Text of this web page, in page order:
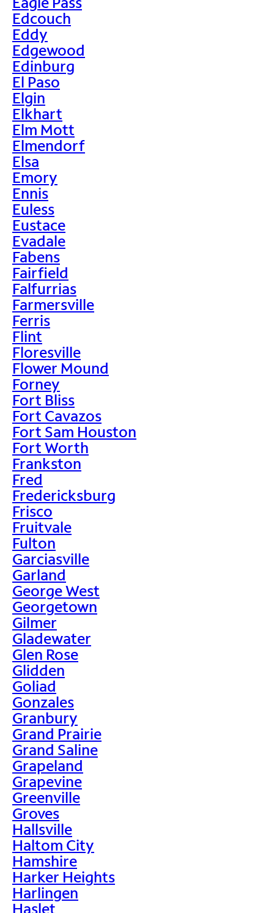
Edcouch
Eddy
Edgewood
Edinburg
El Paso
Elgin
Elkhart
Elm Mott
Elmendorf
Elsa
Emory
Ennis
Euless
Eustace
Evadale
Fabens
Fairfield
Falfurrias
Farmersville
Ferris
Flint
Floresville
Flower Mound
Forney
Fort Bliss
Fort Cavazos
Fort Sam Houston
Fort Worth
Frankston
Fred
Fredericksburg
Frisco
Fruitvale
Fulton
Garciasville
Garland
George West
Georgetown
Gilmer
Gladewater
Glen Rose
Glidden
Goliad
Gonzales
Granbury
Grand Prairie
Grand Saline
Grapeland
Grapevine
Greenville
Groves
Hallsville
Haltom City
Hamshire
Harker Heights
Harlingen
Haslet